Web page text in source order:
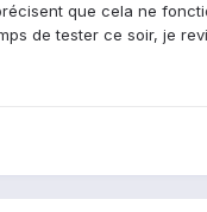
que cela ne
de tester ce soir, je